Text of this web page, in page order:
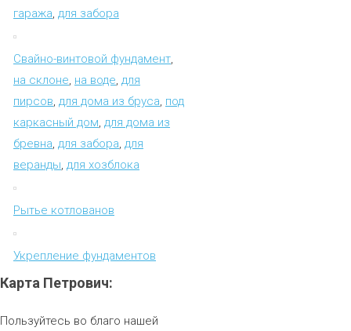
гаража для забора
Свайно-винтовой фундамент
на склоне на воде для
пирсов для дома из бруса под
каркасный дом для дома из
бревна для забора для
веранды для хозблока
Рытье котлованов
Укрепление фундаментов
Карта Петрович:
Пользуйтесь во благо нашей